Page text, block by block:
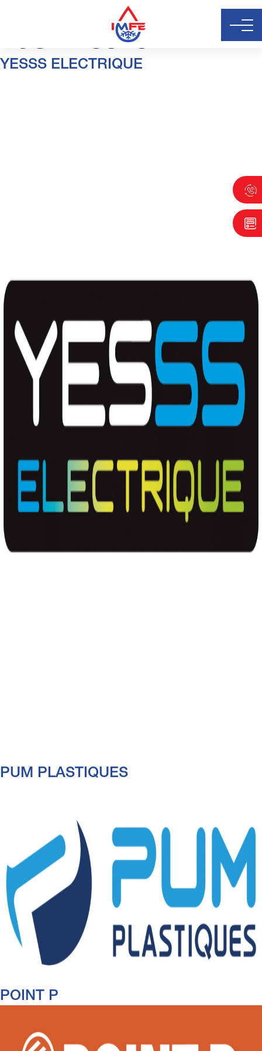
Partenaire categori :
FOURNISSEUR
YESSS ELECTRIQUE
PUM PLASTIQUES
POINT P